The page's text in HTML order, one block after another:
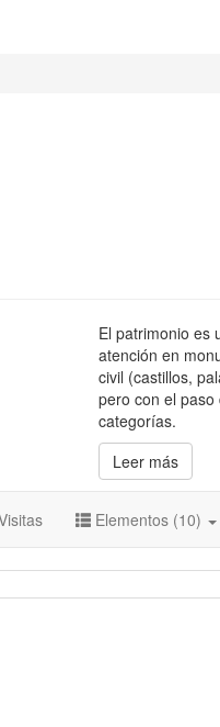
El patrimonio es
atención en
civil (castillos,
pero con el
categorías.
Leer más
Elementos (10)